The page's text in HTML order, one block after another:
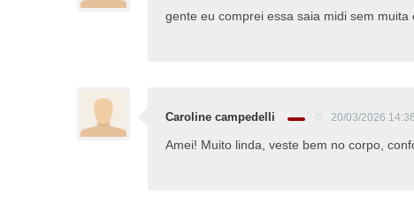
gente eu comprei essa saia midi sem
Caroline campedelli 20/03/2026
Amei! Muito linda, veste bem no corpo,